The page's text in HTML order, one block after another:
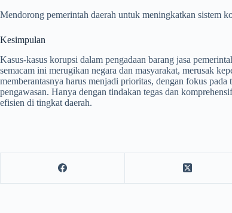
Mendorong pemerintah daerah untuk meningkatkan sistem
Kesimpulan
Kasus-kasus korupsi dalam pengadaan barang jasa
semacam ini merugikan negara dan masyarakat, merusak
memberantasnya harus menjadi prioritas, dengan fokus
pengawasan. Hanya dengan tindakan tegas dan
efisien di tingkat daerah.